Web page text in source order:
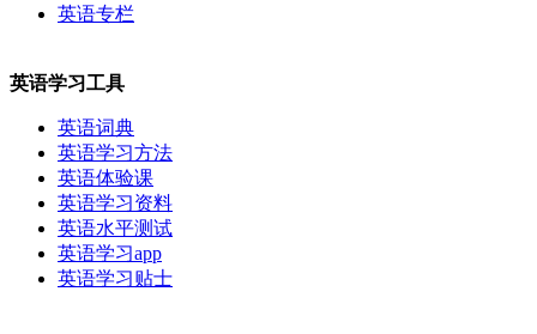
英语专栏
英语学习工具
英语词典
英语学习方法
英语体验课
英语学习资料
英语水平测试
英语学习app
英语学习贴士